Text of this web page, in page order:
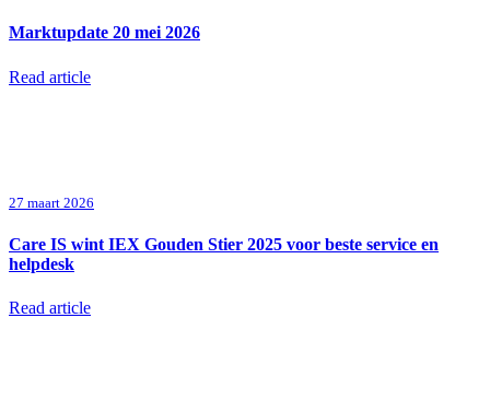
Marktupdate 20 mei 2026
Read article
27 maart 2026
Care IS wint IEX Gouden Stier 2025 voor beste service en
helpdesk
Read article